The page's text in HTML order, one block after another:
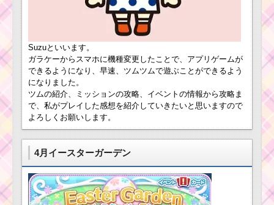
Suzuといいます。
ガラケーからスマホに機種変更したことで、アプリゲームが
できるようになり、早速、ツムツムで遊ぶことができるよう
になりました。
ツムの紹介、ミッションの攻略、イベントの情報から攻略ま
で、私がプレイした感想を紹介していきたいと思いますので
よろしくお願いします。
4月イースターガーデン